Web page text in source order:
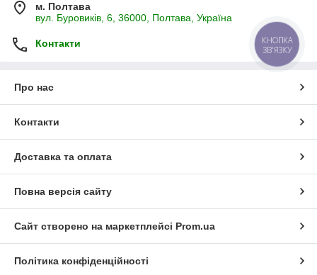
м. Полтава
вул. Буровиків, 6, 36000, Полтава, Україна
Контакти
Про нас
Контакти
Доставка та оплата
Повна версія сайту
Сайт створено на маркетплейсі Prom.ua
Політика конфіденційності
КНОПКА
ЗВ'ЯЗКУ